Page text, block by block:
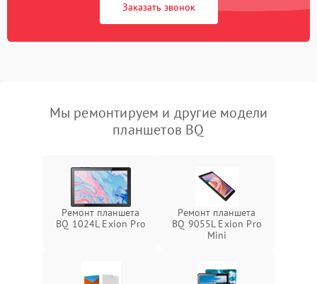
Заказать звонок
Мы ремонтируем и другие модели
планшетов BQ
Ремонт планшета
BQ 1024L Exion Pro
Ремонт планшета
BQ 9055L Exion Pro
Mini